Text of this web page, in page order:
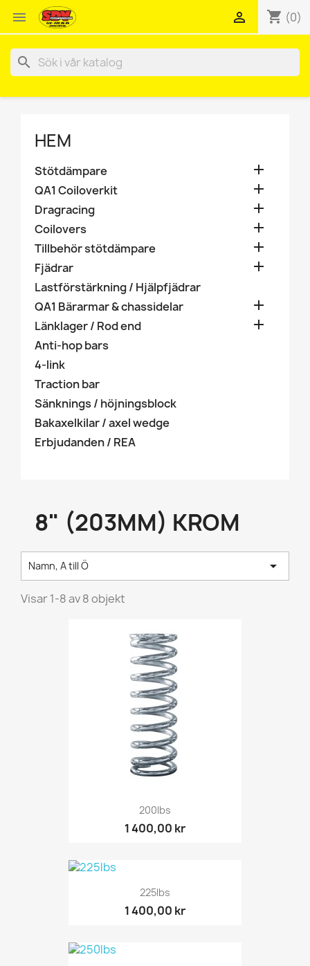
 shopping_cart (0)

search
HEM
Stötdämpare 
QA1 Coiloverkit 
Dragracing 
Coilovers 
Tillbehör stötdämpare 
Fjädrar 
Lastförstärkning / Hjälpfjädrar
QA1 Bärarmar & chassidelar

Länklager / Rod end 
Anti-hop bars
4-link
Traction bar
Sänknings / höjningsblock
Bakaxelkilar / axel wedge
Erbjudanden / REA
8" (203MM) KROM
Namn, A till Ö 
Visar 1-8 av 8 objekt
200lbs
1 400,00 kr
225lbs
1 400,00 kr